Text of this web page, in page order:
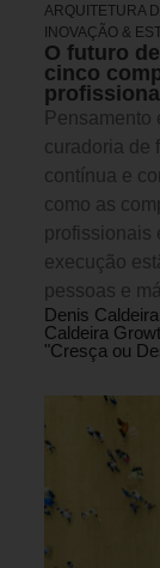
ARQUITETURA
INOVAÇÃO &
O futuro
cinco
Pensamento
curadoria de
contínua e
como as
profissionais
execução
pessoas e
Denis
Caldeira
"Cresça ou